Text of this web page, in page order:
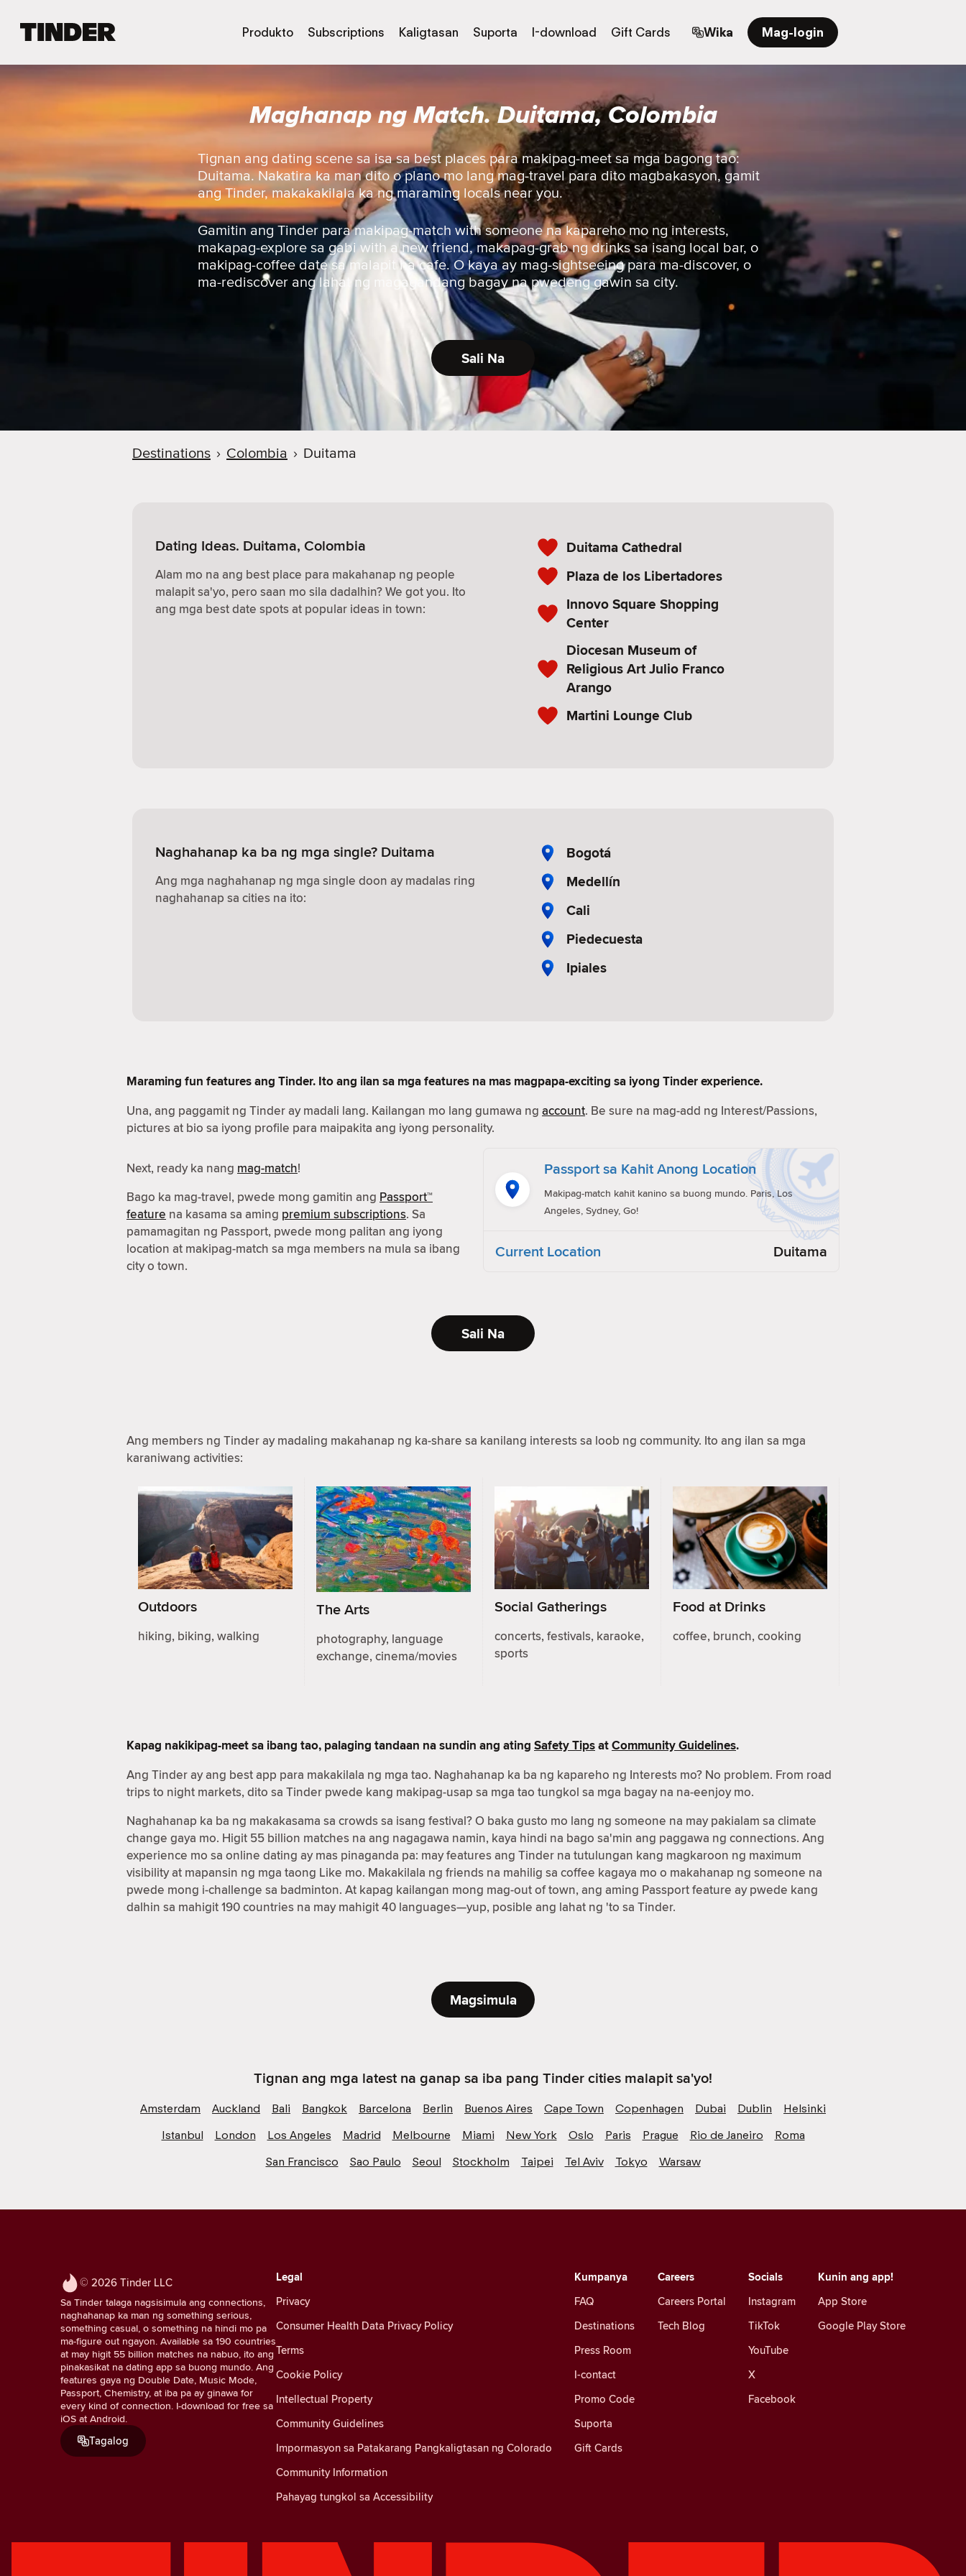
e
Produkto Subscriptions Kaligtasan Suporta I-download Gift Cards Wika Mag-login
Maghanap ng Match. Duitama, Colombia
Tignan ang dating scene sa isa sa best places para makipag-meet sa mga bagong tao:
Duitama. Nakatira ka man dito o plano mo lang mag-travel para dito magbakasyon, gamit
ang Tinder, makakakilala ka ng maraming locals near you.
Gamitin ang Tinder para makipag-match with someone na kapareho mo ng interests,
makapag-explore sa gabi with a new friend, makapag-grab ng drinks sa isang local bar, o
makipag-coffee date sa malapit na cafe. O kaya ay mag-sightseeing para ma-discover, o
ma-rediscover ang lahat ng magagandang bagay na pwedeng gawin sa city.
Sali Na
Destinations › Colombia › Duitama
Dating Ideas. Duitama, Colombia
Alam mo na ang best place para makahanap ng people
malapit sa'yo, pero saan mo sila dadalhin? We got you. Ito
ang mga best date spots at popular ideas in town:
Duitama Cathedral
Plaza de los Libertadores
Innovo Square Shopping
Center
Diocesan Museum of
Religious Art Julio Franco
Arango
Martini Lounge Club
Naghahanap ka ba ng mga single? Duitama
Ang mga naghahanap ng mga single doon ay madalas ring
naghahanap sa cities na ito:
Bogotá
Medellín
Cali
Piedecuesta
Ipiales
Maraming fun features ang Tinder. Ito ang ilan sa mga features na mas magpapa-exciting sa iyong Tinder experience.
Una, ang paggamit ng Tinder ay madali lang. Kailangan mo lang gumawa ng account. Be sure na mag-add ng Interest/Passions,
pictures at bio sa iyong profile para maipakita ang iyong personality.
Next, ready ka nang mag-match!
Bago ka mag-travel, pwede mong gamitin ang Passport™
feature na kasama sa aming premium subscriptions. Sa
pamamagitan ng Passport, pwede mong palitan ang iyong
location at makipag-match sa mga members na mula sa ibang
city o town.
Passport sa Kahit Anong Location
Makipag-match kahit kanino sa buong mundo. Paris, Los
Angeles, Sydney, Go!
Current Location Duitama
Sali Na
Ang members ng Tinder ay madaling makahanap ng ka-share sa kanilang interests sa loob ng community. Ito ang ilan sa mga
karaniwang activities:
Outdoors
hiking, biking, walking
The Arts
photography, language
exchange, cinema/movies
Social Gatherings
concerts, festivals, karaoke,
sports
Food at Drinks
coffee, brunch, cooking
Kapag nakikipag-meet sa ibang tao, palaging tandaan na sundin ang ating Safety TipsatCommunity Guidelines.
Ang Tinder ay ang best app para makakilala ng mga tao. Naghahanap ka ba ng kapareho ng Interests mo? No problem. From road
trips to night markets, dito sa Tinder pwede kang makipag-usap sa mga tao tungkol sa mga bagay na na-eenjoy mo.
Naghahanap ka ba ng makakasama sa crowds sa isang festival? O baka gusto mo lang ng someone na may pakialam sa climate
change gaya mo. Higit 55 billion matches na ang nagagawa namin, kaya hindi na bago sa'min ang paggawa ng connections. Ang
experience mo sa online dating ay mas pinaganda pa: may features ang Tinder na tutulungan kang magkaroon ng maximum
visibility at mapansin ng mga taong Like mo. Makakilala ng friends na mahilig sa coffee kagaya mo o makahanap ng someone na
pwede mong i-challenge sa badminton. At kapag kailangan mong mag-out of town, ang aming Passport feature ay pwede kang
dalhin sa mahigit 190 countries na may mahigit 40 languages—yup, posible ang lahat ng 'to sa Tinder.
Magsimula
Tignan ang mga latest na ganap sa iba pang Tinder cities malapit sa'yo!
Amsterdam Auckland Bali Bangkok Barcelona Berlin Buenos Aires Cape Town Copenhagen Dubai Dublin
Helsinki
Istanbul
London Los Angeles Madrid Melbourne Miami New York Oslo Paris Prague Rio de Janeiro
Roma
San Francisco
Sao Paulo Seoul Stockholm Taipei Tel Aviv Tokyo Warsaw
© 2026 Tinder LLC
Sa Tinder talaga nagsisimula ang connections,
naghahanap ka man ng something serious,
something casual, o something na hindi mo pa
ma-figure out ngayon. Available sa 190 countries
at may higit 55 billion matches na nabuo, ito ang
pinakasikat na dating app sa buong mundo. Ang
features gaya ng Double Date, Music Mode,
Passport, Chemistry, at iba pa ay ginawa for
every kind of connection. I-download for free sa
iOS at Android.
Tagalog
Socials
Instagram
TikTok
YouTube
X
Facebook
Legal
Privacy
Consumer Health Data Privacy Policy
Terms
Cookie Policy
Intellectual Property
Community Guidelines
Impormasyon sa Patakarang Pangkaligtasan ng Colorado
Community Information
Pahayag tungkol sa Accessibility
Careers
Careers Portal
Tech Blog
Kumpanya
FAQ
Destinations
Press Room
I-contact
Promo Code
Suporta
Gift Cards
Kunin ang app!
App Store
Google Play Store